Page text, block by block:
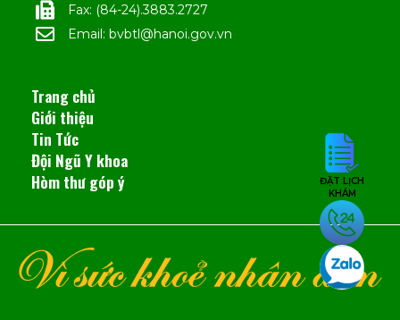
Fax: (84-24).3883.2727
Email: bvbtl@hanoi.gov.vn
Trang chủ
Giới thiệu
Tin Tức
Đội Ngũ Y khoa
Hòm thư góp ý
ĐẶT LỊCH
KHÁM